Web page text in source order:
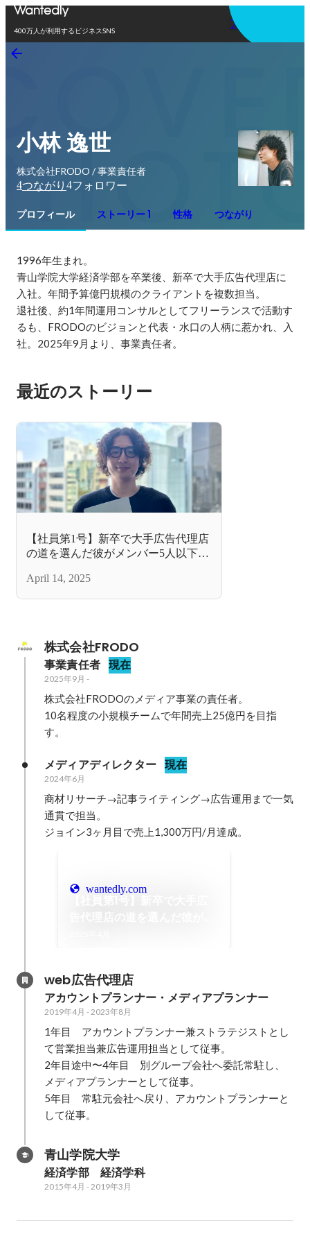
400万人が利用するビジネスSNS
アプリを使う
小林 逸世
株式会社FRODO / 事業責任者
4つながり 4フォロワー
プロフィール ストーリー 1 性格 つながり
1996年生まれ。
青山学院大学経済学部を卒業後、新卒で大手広告代理店に
入社。年間予算億円規模のクライアントを複数担当。
退社後、約1年間運用コンサルとしてフリーランスで活動す
るも、FRODOのビジョンと代表・水口の人柄に惹かれ、入
社。2025年9月より、事業責任者。
最近のストーリー
【社員第1号】新卒で大手広告代理店
の道を選んだ彼がメンバー5人以下の
は？
April 14, 2025
株式会社FRODO
事業責任者 現在
2025年9月 -
株式会社FRODOのメディア事業の責任者。
10名程度の小規模チームで年間売上25億円を目指
す。
メディアディレクター 現在
2024年6月
商材リサーチ→記事ライティング→広告運用まで一気
通貫で担当。
ジョイン3ヶ月目で売上1,300万円/月達成。
wantedly.com
web広告代理店
アカウントプランナー・メディアプランナー
2019年4月 - 2023年8月
1年目　アカウントプランナー兼ストラテジストとし
て営業担当兼広告運用担当として従事。
2年目途中〜4年目　別グループ会社へ委託常駐し、
メディアプランナーとして従事。
5年目　常駐元会社へ戻り、アカウントプランナーと
して従事。
青山学院大学
経済学部　経済学科
2015年4月 - 2019年3月